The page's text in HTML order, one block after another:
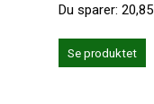
Du sparer: 20,85
Se produktet